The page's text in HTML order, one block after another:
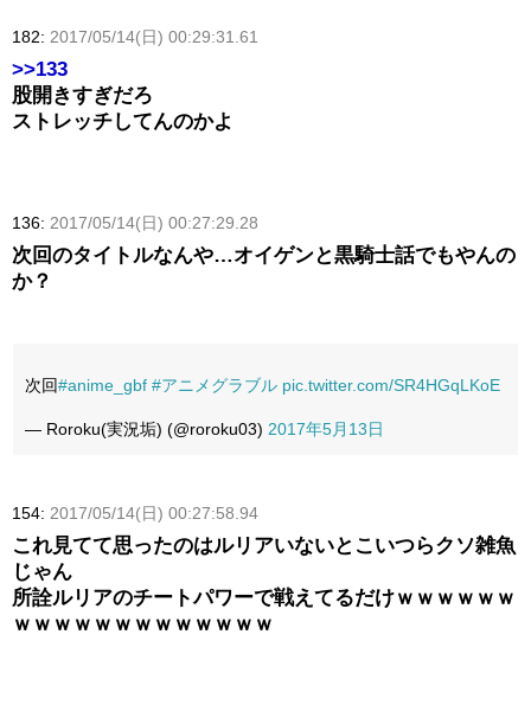
182: 2017/05/14(日) 00:29:31.61
>>133
股開きすぎだろ
ストレッチしてんのかよ
136: 2017/05/14(日) 00:27:29.28
次回のタイトルなんや…オイゲンと黒騎士話でもやんの
か？
次回#anime_gbf #アニメグラブル pic.twitter.com/SR4HGqLKoE
— Roroku(実況垢) (@roroku03) 2017年5月13日
154: 2017/05/14(日) 00:27:58.94
これ見てて思ったのはルリアいないとこいつらクソ雑魚
じゃん
所詮ルリアのチートパワーで戦えてるだけｗｗｗｗｗｗ
ｗｗｗｗｗｗｗｗｗｗｗｗｗ